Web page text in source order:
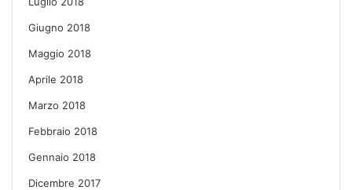
Giugno 2018
Maggio 2018
Aprile 2018
Marzo 2018
Febbraio 2018
Gennaio 2018
Dicembre 2017